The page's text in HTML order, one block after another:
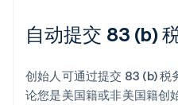
自动提交 83 (b)
创始人可通过提交 83 (b)
论您是美国籍或非美国籍创